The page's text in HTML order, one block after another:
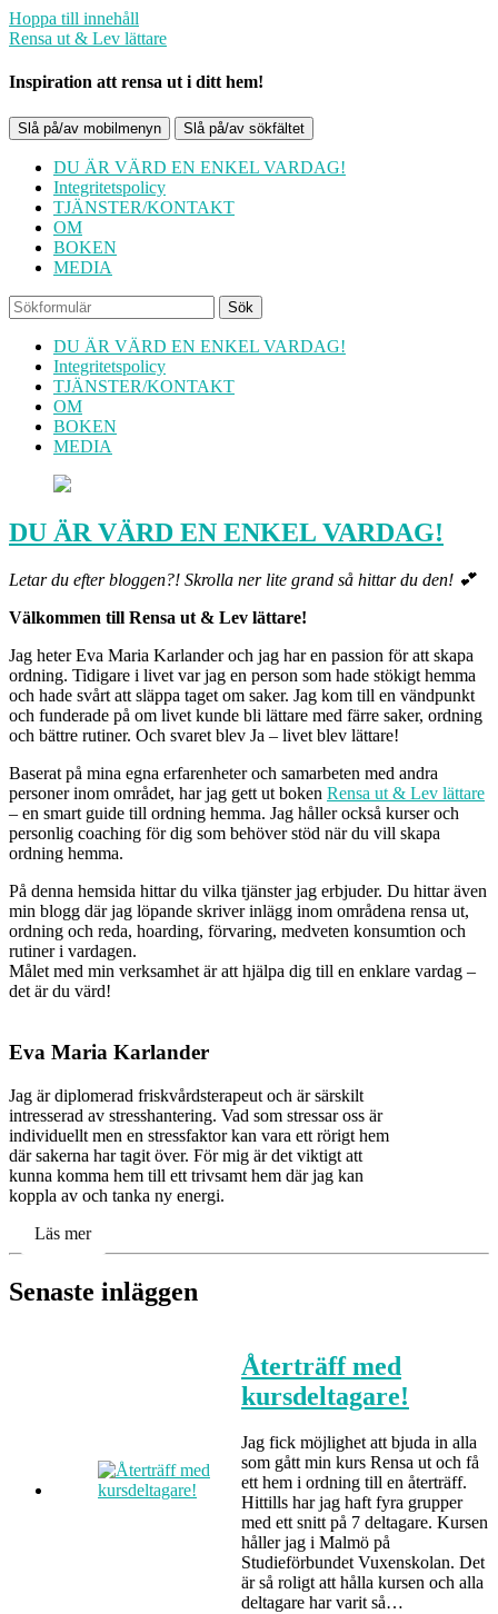
Hoppa till innehåll
Rensa ut & Lev lättare
Inspiration att rensa ut i ditt hem!
Slå på/av mobilmenyn Slå på/av sökfältet
DU ÄR VÄRD EN ENKEL VARDAG!
Integritetspolicy
TJÄNSTER/KONTAKT
OM
BOKEN
MEDIA
Sök
DU ÄR VÄRD EN ENKEL VARDAG!
Integritetspolicy
TJÄNSTER/KONTAKT
OM
BOKEN
MEDIA
DU ÄR VÄRD EN ENKEL VARDAG!
Letar du efter bloggen?! Skrolla ner lite grand så hittar du den! 💕
Välkommen till Rensa ut & Lev lättare!
Jag heter Eva Maria Karlander och jag har en passion för att skapa
ordning. Tidigare i livet var jag en person som hade stökigt hemma
och hade svårt att släppa taget om saker. Jag kom till en vändpunkt
och funderade på om livet kunde bli lättare med färre saker, ordning
och bättre rutiner. Och svaret blev Ja – livet blev lättare!
Baserat på mina egna erfarenheter och samarbeten med andra
personer inom området, har jag gett ut boken Rensa ut & Lev lättare
– en smart guide till ordning hemma. Jag håller också kurser och
personlig coaching för dig som behöver stöd när du vill skapa
ordning hemma.
På denna hemsida hittar du vilka tjänster jag erbjuder. Du hittar även
min blogg där jag löpande skriver inlägg inom områdena rensa ut,
ordning och reda, hoarding, förvaring, medveten konsumtion och
rutiner i vardagen.
Målet med min verksamhet är att hjälpa dig till en enklare vardag –
det är du värd!
Eva Maria Karlander
Jag är diplomerad friskvårdsterapeut och är särskilt
intresserad av stresshantering. Vad som stressar oss är
individuellt men en stressfaktor kan vara ett rörigt hem
där sakerna har tagit över. För mig är det viktigt att
kunna komma hem till ett trivsamt hem där jag kan
koppla av och tanka ny energi.
Läs mer
Senaste inläggen
Återträff med
kursdeltagare!
Jag fick möjlighet att bjuda in alla
som gått min kurs Rensa ut och få
ett hem i ordning till en återträff.
Hittills har jag haft fyra grupper
med ett snitt på 7 deltagare. Kursen
håller jag i Malmö på
Studieförbundet Vuxenskolan. Det
är så roligt att hålla kursen och alla
deltagare har varit så…